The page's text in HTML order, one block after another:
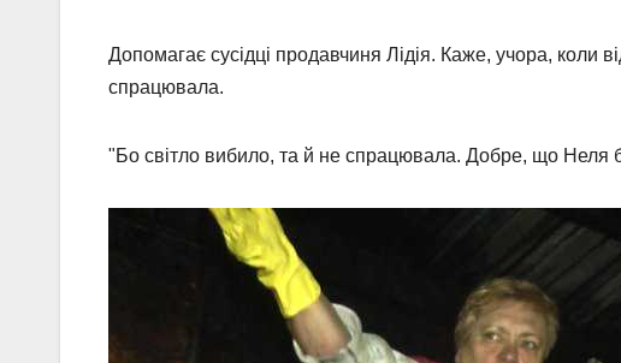
Допомагає сусідці продавчиня Лідія. Каже, учора, коли
спрацювала.
"Бо світло вибило, та й не спрацювала. Добре, що Неля